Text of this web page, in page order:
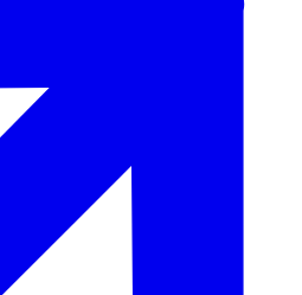
inkomenscategorieën
om de
huurverhoging te bepalen. Ze